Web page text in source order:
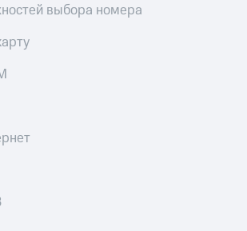
выбора номера